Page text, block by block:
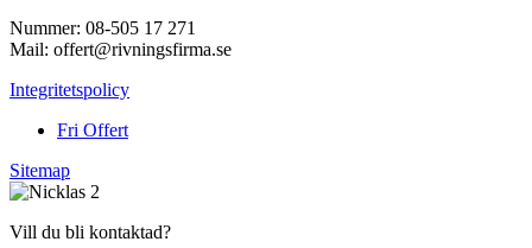
Nummer: 08-505 17 271
Mail: offert@rivningsfirma.se
Integritetspolicy
Fri Offert
Sitemap
Vill du bli kontaktad?